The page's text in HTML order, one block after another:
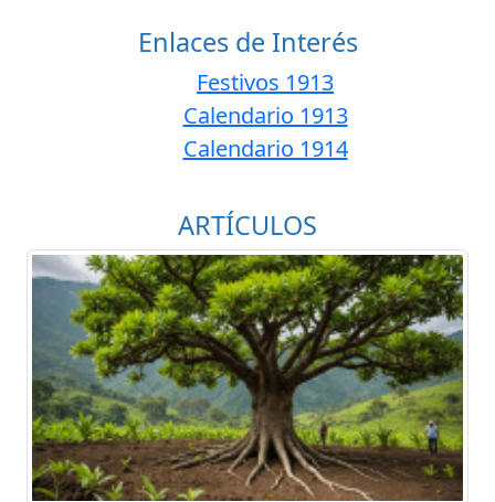
Enlaces de Interés
Festivos 1913
Calendario 1913
Calendario 1914
ARTÍCULOS